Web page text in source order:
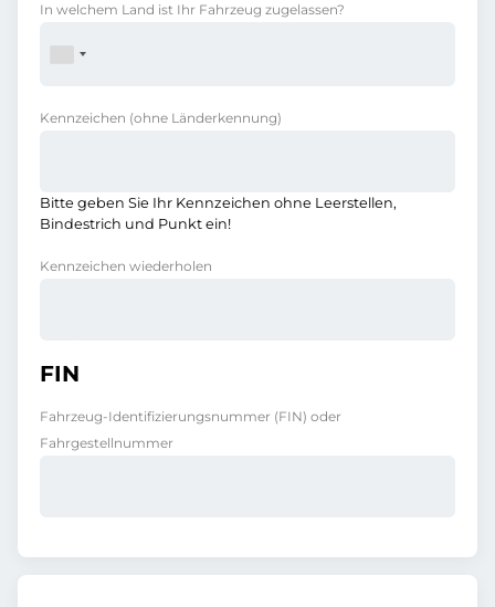
In welchem Land ist Ihr Fahrzeug zugelassen?
Kennzeichen (ohne Länderkennung)
Bitte geben Sie Ihr Kennzeichen ohne Leerstellen,
Bindestrich und Punkt ein!
Kennzeichen wiederholen
FIN
Fahrzeug-Identifizierungsnummer (FIN) oder
Fahrgestellnummer